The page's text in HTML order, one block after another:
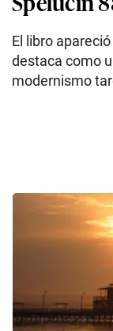
El libro
destaca como
modernismo